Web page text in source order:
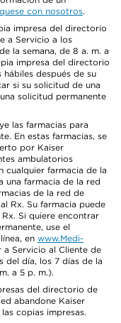
con nosotros.
impresa del directorio
a Servicio a los
la semana, de 8 a. m. a
impresa del directorio
después de su
si su solicitud de una
solicitud permanente
las farmacias para
En estas farmacias, se
por Kaiser
ambulatorios
cualquier farmacia de la
una farmacia de la red
de la red de
Rx. Su farmacia puede
Si quiere encontrar
use el
en www.Medi-
a Servicio al Cliente de
del día, los 7 días de la
a 5 p. m.).
del directorio de
abandone Kaiser
copias impresas.